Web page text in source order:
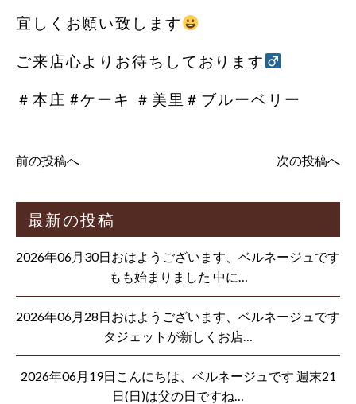
宜しくお願い致します
ご来店心よりお待ちしております‍
＃本庄 #ケーキ ＃美里＃ブルーベリー
前の投稿へ 次の投稿へ
最新の投稿
2026年06月30日おはようございます、ベルネージュです
もも始まりました 中に…
2026年06月28日おはようございます、ベルネージュです
タジェットが新しくお店…
2026年06月19日こんにちは、ベルネージュです 週末21
日(日)は父の日ですね…